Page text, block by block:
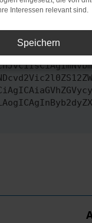
versucht hast,
Interessen relevant sind.
Speichern